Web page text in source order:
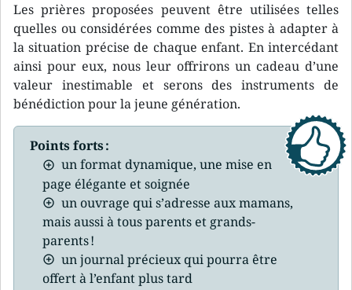
Les prières proposées peuvent être utilisées telles
quelles ou considérées comme des pistes à adapter à
la situation précise de chaque enfant. En intercédant
ainsi pour eux, nous leur offrirons un cadeau d’une
valeur inestimable et serons des instruments de
bénédiction pour la jeune génération.
Points forts :
un format dynamique, une mise en
page élégante et soignée
un ouvrage qui s’adresse aux mamans,
mais aussi à tous parents et grands-
parents !
un journal précieux qui pourra être
offert à l’enfant plus tard